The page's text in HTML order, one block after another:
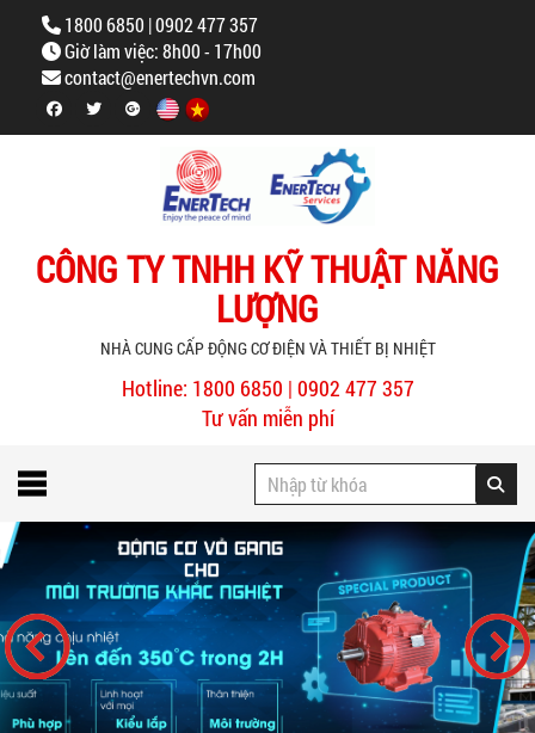
1800 6850 | 0902 477 357
Giờ làm việc: 8h00 - 17h00
contact@enertechvn.com
CÔNG TY TNHH KỸ THUẬT NĂNG
LƯỢNG
NHÀ CUNG CẤP ĐỘNG CƠ ĐIỆN VÀ THIẾT BỊ NHIỆT
Hotline: 1800 6850 | 0902 477 357
Tư vấn miễn phí